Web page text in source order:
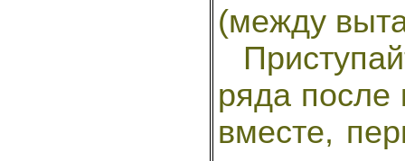
(между
ряда после
вместе,